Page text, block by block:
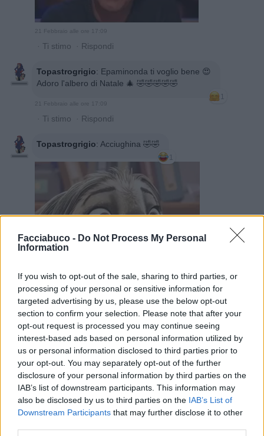
Facciabuco - Do Not Process My Personal
Information
If you wish to opt-out of the sale, sharing to third parties, or
processing of your personal or sensitive information for
targeted advertising by us, please use the below opt-out
section to confirm your selection. Please note that after your
opt-out request is processed you may continue seeing
interest-based ads based on personal information utilized by
us or personal information disclosed to third parties prior to
your opt-out. You may separately opt-out of the further
disclosure of your personal information by third parties on the
IAB’s list of downstream participants. This information may
also be disclosed by us to third parties on the IAB’s List of
Downstream Participants that may further disclose it to other
21 Febbraio alle ore 17:09
· Ti stimo · Rispondi
Topastrogrigio: Epaminonda ti voglio bene 😍
Adoro l'albero di Natale 🎄 🤣🤣🤣🤣🤣
1
21 Febbraio alle ore 17:09
· Ti stimo · Rispondi
Topastrogrigio: Acciughina 🤣🤣
1
21 Febbraio alle ore 17:11
·Ti stimo ·Rispondi
Acciughina:Topastrogrigio
1